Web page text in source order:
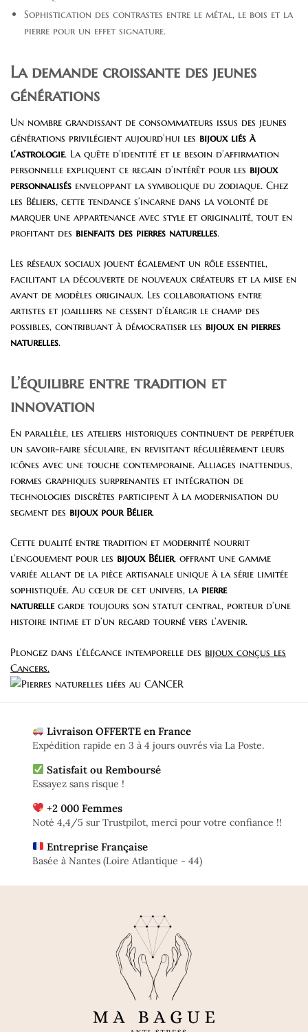
Sophistication des contrastes entre le métal, le bois et la
pierre pour un effet signature.
La demande croissante des jeunes
générations
Un nombre grandissant de consommateurs issus des jeunes
générations privilégient aujourd’hui les bijoux liés à
l’astrologie. La quête d’identité et le besoin d’affirmation
personnelle expliquent ce regain d’intérêt pour les bijoux
personnalisés enveloppant la symbolique du zodiaque. Chez
les Béliers, cette tendance s’incarne dans la volonté de
marquer une appartenance avec style et originalité, tout en
profitant des bienfaits des pierres naturelles.
Les réseaux sociaux jouent également un rôle essentiel,
facilitant la découverte de nouveaux créateurs et la mise en
avant de modèles originaux. Les collaborations entre
artistes et joailliers ne cessent d’élargir le champ des
possibles, contribuant à démocratiser les bijoux en pierres
naturelles.
L’équilibre entre tradition et
innovation
En parallèle, les ateliers historiques continuent de perpétuer
un savoir-faire séculaire, en revisitant régulièrement leurs
icônes avec une touche contemporaine. Alliages inattendus,
formes graphiques surprenantes et intégration de
technologies discrètes participent à la modernisation du
segment des bijoux pour Bélier.
Cette dualité entre tradition et modernité nourrit
l’engouement pour les bijoux Bélier, offrant une gamme
variée allant de la pièce artisanale unique à la série limitée
sophistiquée. Au cœur de cet univers, la pierre
naturellegarde toujours son statut central, porteur d’une
histoire intime et d’un regard tourné vers l’avenir.
Plongez dans l’élégance intemporelle des bijoux conçus les
Cancers.
Livraison OFFERTE en France
Expédition rapide en 3 à 4 jours ouvrés via La Poste.
Satisfait ou Remboursé
Essayez sans risque !
+2 000 Femmes
Noté 4,4/5 sur Trustpilot, merci pour votre confiance !!
Entreprise Française
Basée à Nantes (Loire Atlantique - 44)